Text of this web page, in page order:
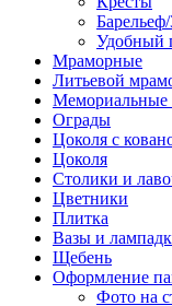
Удобный
Мраморные
Литьевой
Мемориальные
Ограды
Цоколя с
Цоколя
Столики и
Цветники
Плитка
Вазы и
Щебень
Оформление
Фото на